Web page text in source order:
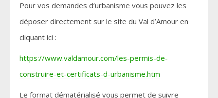
Pour vos demandes d’urbanisme vous pouvez les
déposer directement sur le site du Val d’Amour en
cliquant ici :
https://www.valdamour.com/les-permis-de-
construire-et-certificats-d-urbanisme.htm
Le format dématérialisé vous permet de suivre